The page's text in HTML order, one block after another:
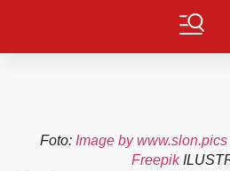
Foto: Image by www.slon.pics
Freepik